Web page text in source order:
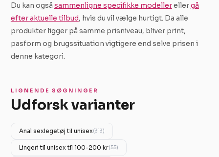
Du kan også sammenligne specifikke modellerellergå
efter aktuelle tilbud, hvis du vil vælge hurtigt. Da alle
produkter ligger på samme prisniveau, bliver print,
pasform og brugssituation vigtigere end selve prisen i
denne kategori.
LIGNENDE SØGNINGER
Udforsk varianter
Anal sexlegetøj til unisex(313)
Lingeri til unisex til 100-200 kr(55)